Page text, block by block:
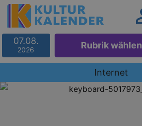
07.08.
2026 Rubrik wählen
Internet